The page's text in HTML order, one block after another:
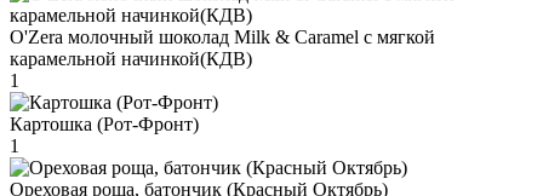
O'Zera молочный шоколад Milk & Caramel с мягкой
карамельной начинкой(КДВ)
1
Картошка (Рот-Фронт)
1
Ореховая роща, батончик (Красный Октябрь)